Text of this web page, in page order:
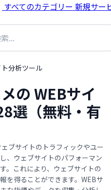
すべてのカテゴリー 新規サー
分析ツール
の WEBサイ
選（無料・有
ブサイトのトラフィックやユー
、ウェブサイトのパフォーマン
。これにより、ウェブサイトの
を得ることができます。WEBサ